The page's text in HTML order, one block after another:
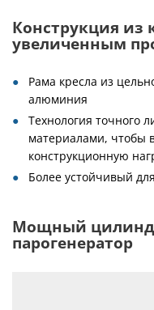
Конструкция из
увеличенным
Рама кресла из
алюминия
Технология точного
материалами, чтобы
конструкционную
Более устойчивый
Мощный
парогенератор